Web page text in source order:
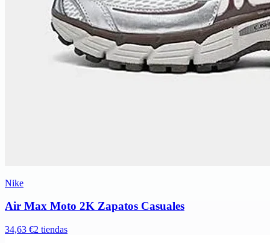
Nike
Air Max Moto 2K Zapatos Casuales
34,63 €2 tiendas